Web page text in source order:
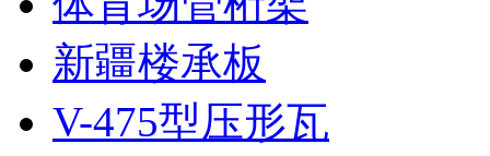
新疆楼承板
V-475型压形瓦